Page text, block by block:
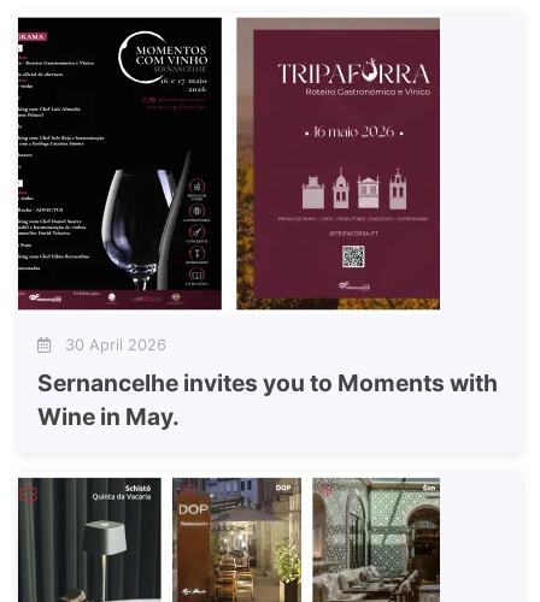
30 April 2026
Sernancelhe invites you to Moments with
Wine in May.